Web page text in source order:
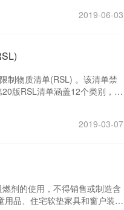
2019-06-03
制物质清单(RSL) 。该清单禁
版RSL清单涵盖12个类别，含
2019-03-07
剂的使用，不得销售或制造含
品、住宅软垫家具和窗户装饰